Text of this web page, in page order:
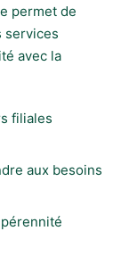
permet de
services
avec la
filiales
aux besoins